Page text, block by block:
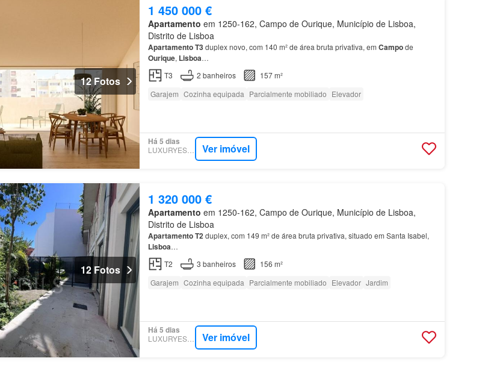
12 Fotos
1 450 000 €
Apartamento em 1250-162, Campo de Ourique, Município de Lisboa,
Distrito de Lisboa
ApartamentoT3duplex novo, com 140 m² de área bruta privativa, em Campode
Ourique, Lisboa…
T3
2 banheiros
157 m²
Garajem Cozinha equipada Parcialmente mobiliado Elevador
Há 5 dias
LUXURYESTATE Ver imóvel
12 Fotos
1 320 000 €
Apartamento em 1250-162, Campo de Ourique, Município de Lisboa,
Distrito de Lisboa
ApartamentoT2duplex, com 149 m² de área bruta privativa, situado em Santa Isabel,
Lisboa…
T2
3 banheiros
156 m²
Garajem Cozinha equipada Parcialmente mobiliado Elevador Jardim
Há 5 dias
LUXURYESTATE Ver imóvel